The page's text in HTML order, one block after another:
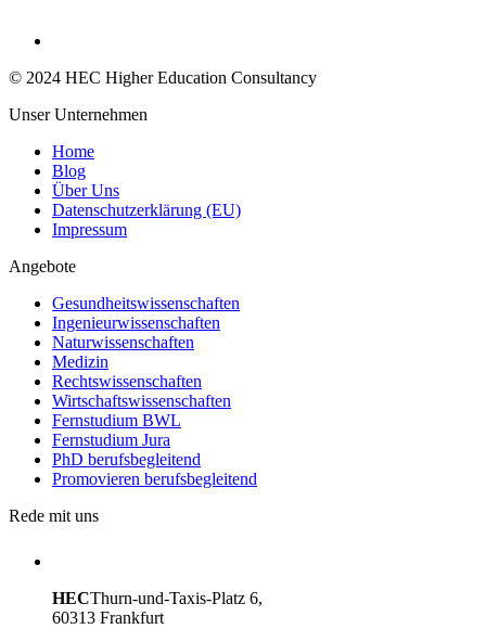
© 2024 HEC Higher Education Consultancy
Unser Unternehmen
Home
Blog
Über Uns
Datenschutzerklärung (EU)
Impressum
Angebote
Gesundheitswissenschaften
Ingenieurwissenschaften
Naturwissenschaften
Medizin
Rechtswissenschaften
Wirtschaftswissenschaften
Fernstudium BWL
Fernstudium Jura
PhD berufsbegleitend
Promovieren berufsbegleitend
Rede mit uns
HECThurn-und-Taxis-Platz 6,
60313 Frankfurt